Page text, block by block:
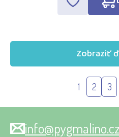
Zobraziť
1 2 3
info@pygmalino.cz